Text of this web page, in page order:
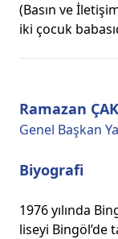
(Basın ve
iki çocuk
Ramazan
Genel Başkan
Biyografi
1976 yılında
liseyi Bingöl’de